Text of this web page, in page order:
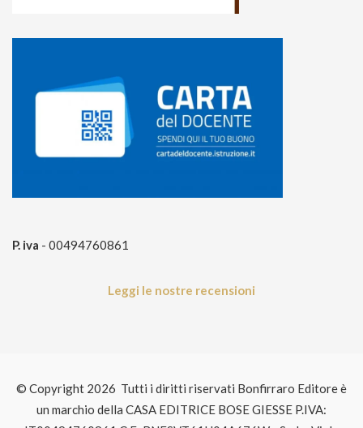
P. iva - 00494760861
Leggi le nostre recensioni
© Copyright 2026 Tutti i diritti riservati Bonfirraro Editore è
un marchio della CASA EDITRICE BOSE GIESSE P.IVA: